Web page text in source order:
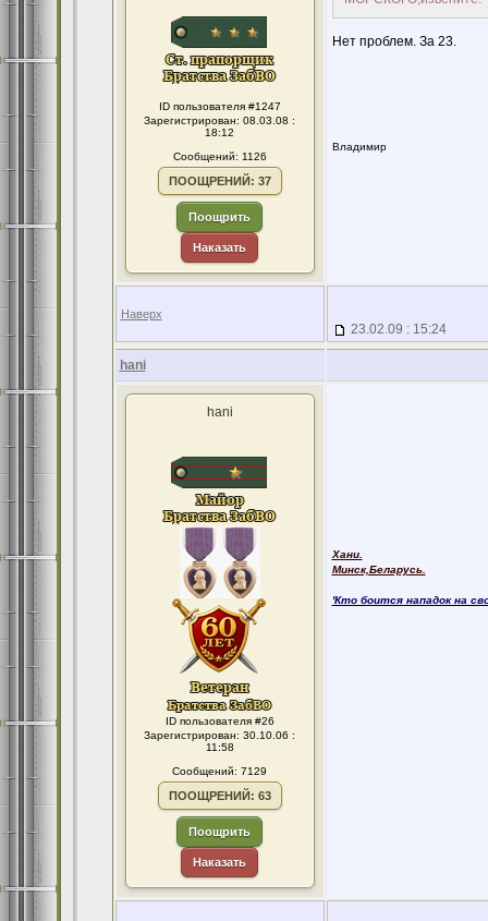
ID пользователя #1247
Зарегистрирован: 08.03.08 :
18:12
Сообщений: 1126
ПООЩРЕНИЙ: 37
Поощрить
Наказать
Нет проблем. За 23.
Владимир
Наверх
23.02.09 : 15:24
hani
hani
ID пользователя #26
Зарегистрирован: 30.10.06 :
11:58
Сообщений: 7129
ПООЩРЕНИЙ: 63
Поощрить
Наказать
Хани.
Минск,Беларусь.
'Кто боится нападок на